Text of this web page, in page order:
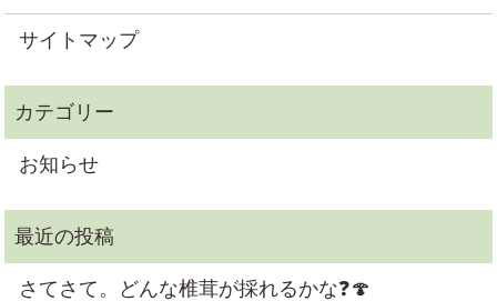
サイトマップ
お知らせ
さてさて。どんな椎茸が採れるかな❓🍄